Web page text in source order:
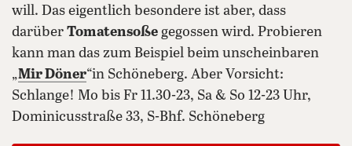
will. Das eigentlich besondere ist aber, dass
darüber Tomatensoße gegossen wird. Probieren
kann man das zum Beispiel beim unscheinbaren
„Mir Döner“in Schöneberg. Aber Vorsicht:
Schlange! Mo bis Fr 11.30-23, Sa & So 12-23 Uhr,
Dominicusstraße 33, S-Bhf. Schöneberg